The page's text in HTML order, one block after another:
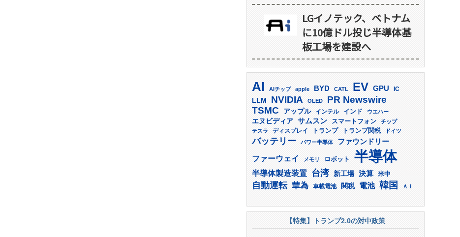
LGイノテック、ベトナム
に10億ドル投じ半導体基
板工場を建設へ
AI AIチップ apple BYD CATL EV GPU IC
LLM NVIDIA OLED PR Newswire
TSMC アップル インテル インド ウエハー
エヌビディア サムスン スマートフォン
チップ
テスラ
ディスプレイ トランプ トランプ関税 ドイツ
バッテリー パワー半導体 ファウンドリー
ファーウェイ メモリ ロボット 半導体
半導体製造装置 台湾 新工場 決算 米中
自動運転 華為 車載電池 関税 電池 韓国 ＡＩ
【特集】トランプ2.0の対中政策